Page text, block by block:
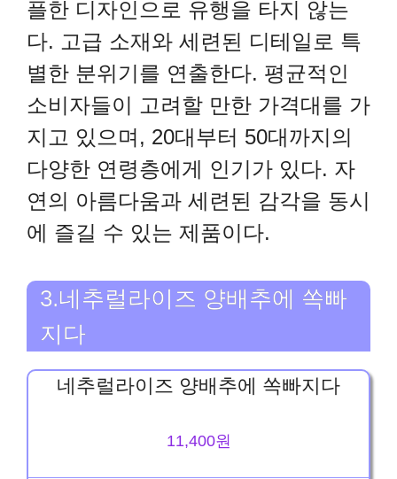
플한 디자인으로 유행을 타지 않는
다. 고급 소재와 세련된 디테일로 특
별한 분위기를 연출한다. 평균적인
소비자들이 고려할 만한 가격대를 가
지고 있으며, 20대부터 50대까지의
다양한 연령층에게 인기가 있다. 자
연의 아름다움과 세련된 감각을 동시
에 즐길 수 있는 제품이다.
3.네추럴라이즈 양배추에 쏙빠
지다
네추럴라이즈 양배추에 쏙빠지다
11,400원